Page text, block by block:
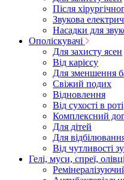
Після
Звукова
Насадки для
Ополіскувачі
Для захисту ясен
Від карієсу
Для зменшення
Свіжий подих
Відновлення
Від сухості в роті
Комплексний
Для дітей
Для
Від чутливості
Гелі, муси, спреї, олівці